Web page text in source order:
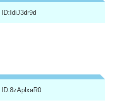
ID:IdiJ3dr9d
ID:8zAplxaR0